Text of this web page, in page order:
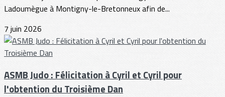
Ladoumègue à Montigny-le-Bretonneux afin de...
7 juin 2026
ASMB Judo : Félicitation à Cyril et Cyril pour
l'obtention du Troisième Dan